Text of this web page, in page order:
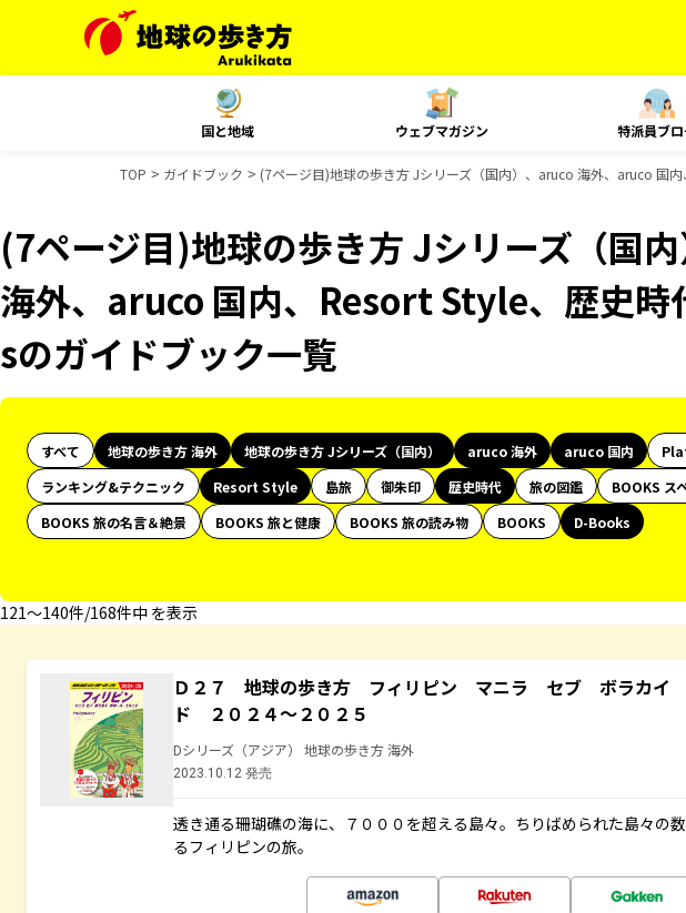
国と地域 ウェブマガジン 特派員ブ
TOP ガイドブック (7ページ目)地球の歩き方 Jシリーズ（国内）、aruco 海外、aruco 国
(7ページ目)地球の歩き方 Jシリーズ（国
海外、aruco 国内、Resort Style、歴史
sのガイドブック一覧
すべて 地球の歩き方 海外 地球の歩き方 Jシリーズ（国内） aruco 海外 aruco 国内
ランキング&テクニック
Resort Style 島旅 御朱印 歴史時代 旅の図鑑
BOOKS ス
BOOKS 旅の名言＆絶景
BOOKS 旅と健康 BOOKS 旅の読み物 BOOKS
D-Books
121〜140件/168件中 を表示
Ｄ２７ 地球の歩き方 フィリピン マニラ セブ ボラカイ
ド ２０２４～２０２５
Dシリーズ（アジア） 地球の歩き方 海外
2023.10.12 発売
透き通る珊瑚礁の海に、７０００を超える島々。ちりばめられた島々の
るフィリピンの旅。